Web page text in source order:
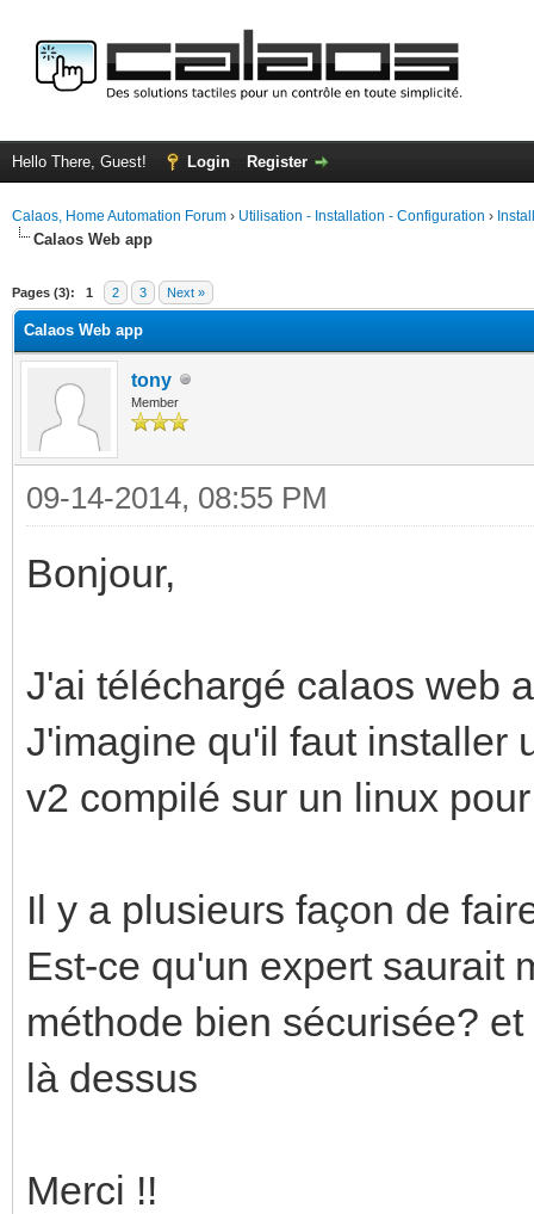
Hello There, Guest! Login Register
Calaos, Home Automation Forum › Utilisation - Installation - Configuration ›
Calaos Web app
Pages (3): 1 2 3 Next »
Calaos Web app
tony
Member
09-14-2014, 08:55 PM
Bonjour,
J'ai téléchargé calaos web
J'imagine qu'il faut installer
v2 compilé sur un linux
Il y a plusieurs façon de
Est-ce qu'un expert saurait
méthode bien sécurisée?
là dessus
Merci !!